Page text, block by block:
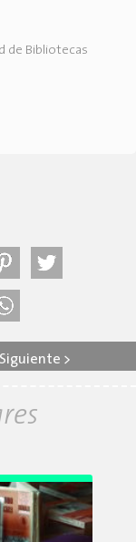
de Bibliotecas
Siguiente >